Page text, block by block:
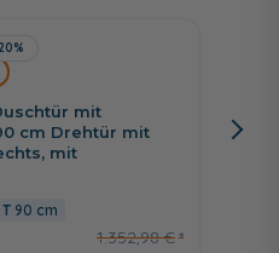
mit
cm Drehtür mit
mit
90 cm
1.352,98 €